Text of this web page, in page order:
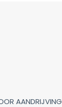
AANDRIJVING